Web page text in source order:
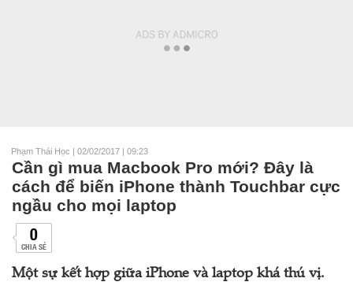
Phạm Thái Học | 02/02/2017 | 09:23
Cần gì mua Macbook Pro mới? Đây là
cách để biến iPhone thành Touchbar cực
ngầu cho mọi laptop
0
CHIA SẺ
Một sự kết hợp giữa iPhone và laptop khá thú vị.